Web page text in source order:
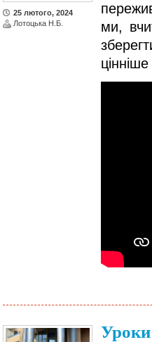
25 лютого, 2024
Лотоцька Н.Б.
ми,